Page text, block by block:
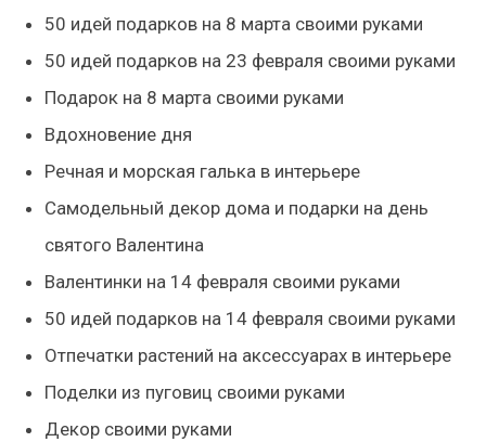
50 идей подарков на 8 марта своими руками
50 идей подарков на 23 февраля своими руками
Подарок на 8 марта своими руками
Вдохновение дня
Речная и морская галька в интерьере
Самодельный декор дома и подарки на день
святого Валентина
Валентинки на 14 февраля своими руками
50 идей подарков на 14 февраля своими руками
Отпечатки растений на аксессуарах в интерьере
Поделки из пуговиц своими руками
Декор своими руками